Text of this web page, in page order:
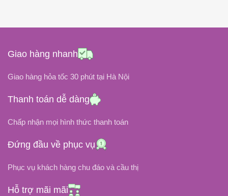
ĐIỆN ÁP ĐẦU VÀO
100V ~ 240V
DÒNG ĐIỆN 3.34A
CHÂN CẮM
Giao hàng nhanh
Giao hàng hỏa tốc 30 phút tại Hà Nội
Thanh toán dễ dàng
Chấp nhận mọi hình thức thanh toán
Đứng đầu về phục vụ
Phục vụ khách hàng chu đáo và cầu thị
Hỗ trợ mãi mãi